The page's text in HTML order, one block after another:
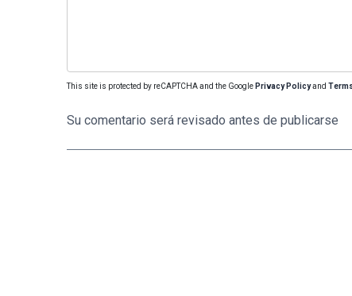
This site is protected by reCAPTCHA and the Google Privacy Policyand
Su comentario será revisado antes de publicarse